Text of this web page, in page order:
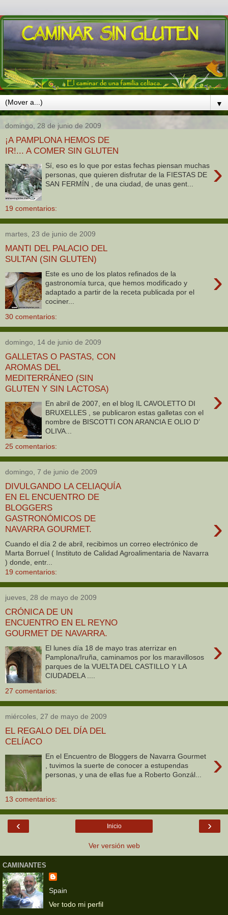
▼
domingo, 28 de junio de 2009
¡A PAMPLONA HEMOS DE
IR!... A COMER SIN GLUTEN
›
Sí, eso es lo que por estas fechas piensan muchas
personas, que quieren disfrutar de la FIESTAS DE
SAN FERMÍN , de una ciudad, de unas gent...
19 comentarios:
martes, 23 de junio de 2009
MANTI DEL PALACIO DEL
SULTAN (SIN GLUTEN)
›
Este es uno de los platos refinados de la
gastronomía turca, que hemos modificado y
adaptado a partir de la receta publicada por el
cociner...
30 comentarios:
domingo, 14 de junio de 2009
GALLETAS O PASTAS, CON
AROMAS DEL
MEDITERRÁNEO (SIN
GLUTEN Y SIN LACTOSA)
›
En abril de 2007, en el blog IL CAVOLETTO DI
BRUXELLES , se publicaron estas galletas con el
nombre de BISCOTTI CON ARANCIA E OLIO D’
OLIVA...
25 comentarios:
domingo, 7 de junio de 2009
DIVULGANDO LA CELIAQUÍA
EN EL ENCUENTRO DE
BLOGGERS
GASTRONÓMICOS DE
NAVARRA GOURMET.
›
Cuando el día 2 de abril, recibimos un correo electrónico de
Marta Borruel ( Instituto de Calidad Agroalimentaria de Navarra
) donde, entr...
19 comentarios:
jueves, 28 de mayo de 2009
CRÓNICA DE UN
ENCUENTRO EN EL REYNO
GOURMET DE NAVARRA.
›
El lunes día 18 de mayo tras aterrizar en
Pamplona/Iruña, caminamos por los maravillosos
parques de la VUELTA DEL CASTILLO Y LA
CIUDADELA ....
27 comentarios:
miércoles, 27 de mayo de 2009
EL REGALO DEL DÍA DEL
CELÍACO
›
En el Encuentro de Bloggers de Navarra Gourmet
, tuvimos la suerte de conocer a estupendas
personas, y una de ellas fue a Roberto Gonzál...
13 comentarios:
‹ ›
Inicio
Ver versión web
CAMINANTES
Spain
Ver todo mi perfil